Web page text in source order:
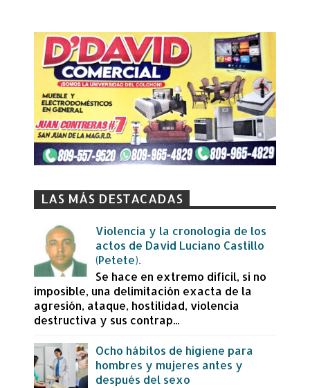
LAS MÁS DESTACADAS
Violencia y la cronología de los
actos de David Luciano Castillo
(Petete).
Se hace en extremo difícil, si no
imposible, una delimitación exacta de la
agresión, ataque, hostilidad, violencia
destructiva y sus contrap...
Ocho hábitos de higiene para
hombres y mujeres antes y
después del sexo